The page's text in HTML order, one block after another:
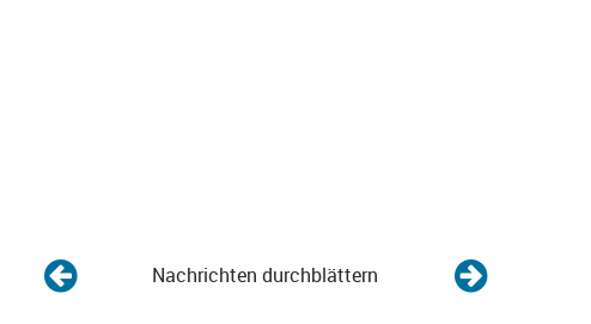
Nachrichten durchblättern